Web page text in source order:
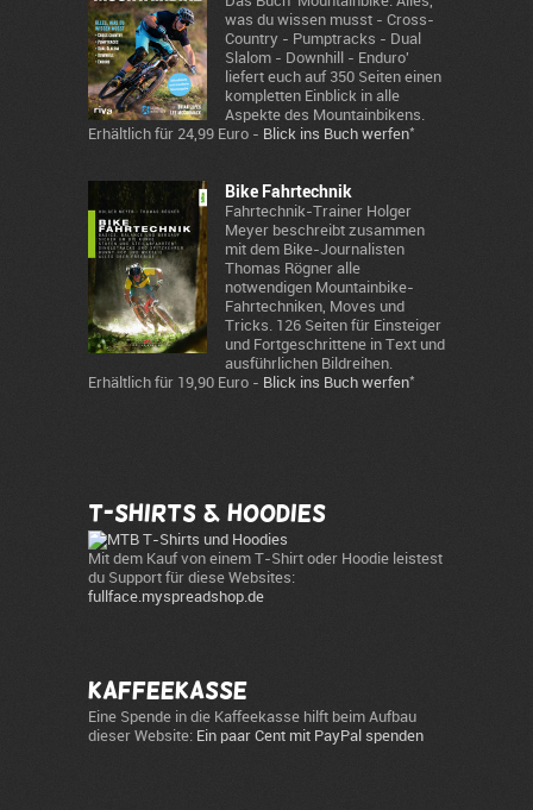
was du wissen musst - Cross-
Country - Pumptracks - Dual
Slalom - Downhill - Enduro'
liefert euch auf 350 Seiten einen
kompletten Einblick in alle
Aspekte des Mountainbikens.
Erhältlich für 24,99 Euro - Blick ins Buch werfen*
Bike Fahrtechnik
Fahrtechnik-Trainer Holger
Meyer beschreibt zusammen
mit dem Bike-Journalisten
Thomas Rögner alle
notwendigen Mountainbike-
Fahrtechniken, Moves und
Tricks. 126 Seiten für Einsteiger
und Fortgeschrittene in Text und
ausführlichen Bildreihen.
Erhältlich für 19,90 Euro - Blick ins Buch werfen*
T-Shirts & Hoodies
Mit dem Kauf von einem T-Shirt oder Hoodie leistest
du Support für diese Websites:
fullface.myspreadshop.de
Kaffeekasse
Eine Spende in die Kaffeekasse hilft beim Aufbau
dieser Website: Ein paar Cent mit PayPal spenden